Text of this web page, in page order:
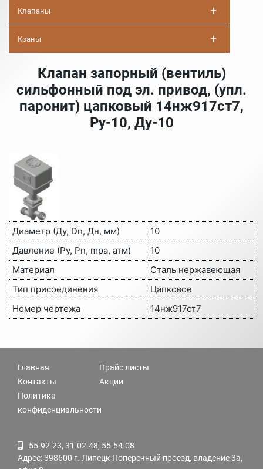
Клапаны +
Краны +
Клапан запорный (вентиль)
сильфонный под эл. привод, (упл.
паронит) цапковый 14нж917ст7,
Ру-10, Ду-10
Диаметр (Ду, Dn, Дн, мм)
10
Давление (Ру, Pn, mpa, атм)
10
Материал
Сталь нержавеющая
Тип присоединения
Цапковое
Номер чертежа
14нж917ст7
Главная
Контакты
Политика
конфиденциальности
Прайс листы
Акции
55-92-23, 31-02-48, 55-54-08
Адрес: 398600 г. Липецк Поперечный проезд, владение 3а,